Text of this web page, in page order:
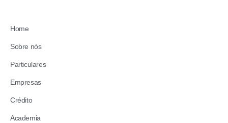
Home
Sobre nós
Particulares
Empresas
Crédito
Academia